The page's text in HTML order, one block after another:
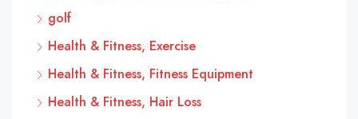
golf
Health & Fitness, Exercise
Health & Fitness, Fitness Equipment
Health & Fitness, Hair Loss